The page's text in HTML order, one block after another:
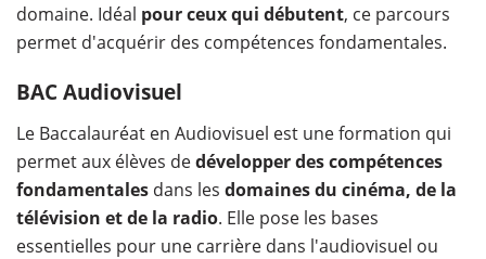
domaine. Idéal pour ceux qui débutent, ce parcours
permet d'acquérir des compétences fondamentales.
BAC Audiovisuel
Le Baccalauréat en Audiovisuel est une formation qui
permet aux élèves dedévelopper des compétences
fondamentales dans les domaines du cinéma, de la
télévision et de la radio. Elle pose les bases
essentielles pour une carrière dans l'audiovisuel ou